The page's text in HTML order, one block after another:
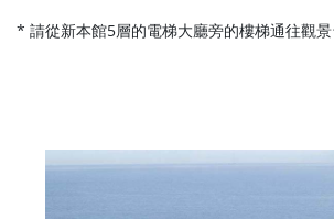
* 請從新本館5層的電梯大廳旁的樓梯通往觀景